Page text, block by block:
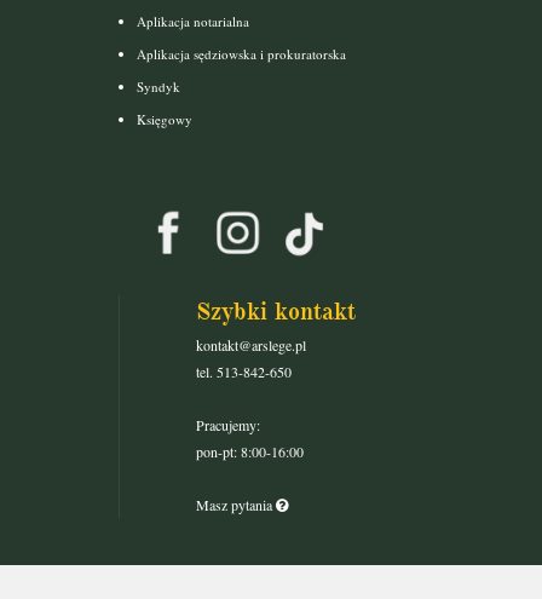
Aplikacja notarialna
Aplikacja sędziowska i prokuratorska
Syndyk
Księgowy
Szybki kontakt
kontakt@arslege.pl
tel. 513-842-650
Pracujemy:
pon-pt: 8:00-16:00
Masz pytania